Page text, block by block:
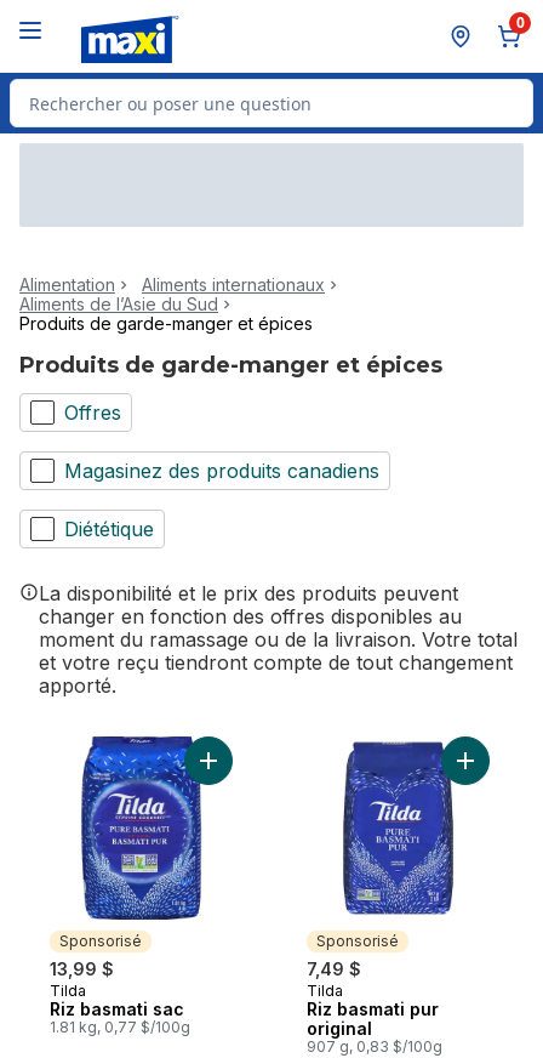
0
Rechercher des produits
Alimentation
Aliments internationaux
Aliments de l’Asie du Sud
Produits de garde-manger et épices
Produits de garde-manger et épices
Offres
Magasinez des produits canadiens
Diététique
La disponibilité et le prix des produits peuvent
changer en fonction des offres disponibles au
moment du ramassage ou de la livraison. Votre total
et votre reçu tiendront compte de tout changement
apporté.
Sponsorisé
13,99 $
Sponsorisé
Tilda
Riz basmati sac
1.81 kg, 0,77 $/100g
Ajouter Riz basmati sac au panier
Sponsorisé
7,49 $
Sponsorisé
Tilda
Riz basmati pur
original
907 g, 0,83 $/100g
Ajouter